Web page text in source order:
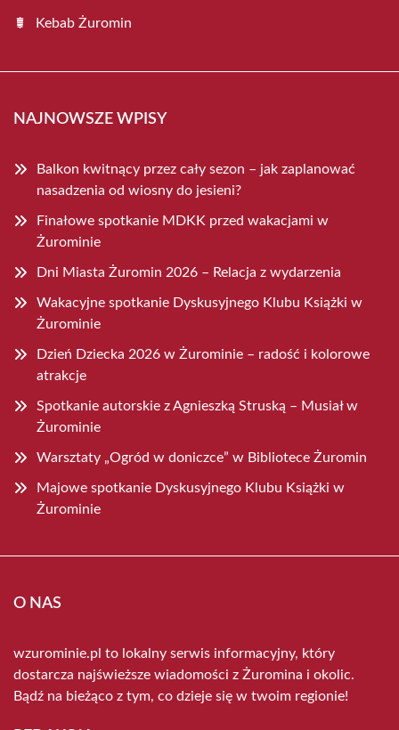
Kebab Żuromin
NAJNOWSZE WPISY
Balkon kwitnący przez cały sezon – jak zaplanować
nasadzenia od wiosny do jesieni?
Finałowe spotkanie MDKK przed wakacjami w
Żurominie
Dni Miasta Żuromin 2026 – Relacja z wydarzenia
Wakacyjne spotkanie Dyskusyjnego Klubu Książki w
Żurominie
Dzień Dziecka 2026 w Żurominie – radość i kolorowe
atrakcje
Spotkanie autorskie z Agnieszką Struską – Musiał w
Żurominie
Warsztaty „Ogród w doniczce” w Bibliotece Żuromin
Majowe spotkanie Dyskusyjnego Klubu Książki w
Żurominie
O NAS
wzurominie.pl to lokalny serwis informacyjny, który
dostarcza najświeższe wiadomości z Żuromina i okolic.
Bądź na bieżąco z tym, co dzieje się w twoim regionie!